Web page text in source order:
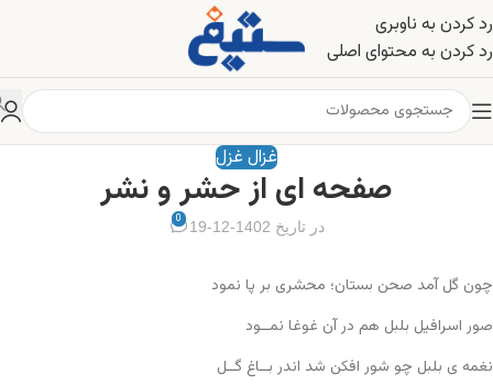
رد کردن به ناوبری
رد کردن به محتوای اصلی
غزال غزل
صفحه ای از حشر و نشر
در تاریخ 1402-12-19 0
چون گل آمد صحن بستان؛ محشری بر پا نمود
صور اسرافیل بلبل هم در آن غوغا نمــود
نغمه ی بلبل چو شور افکن شد اندر بــاغ گــل